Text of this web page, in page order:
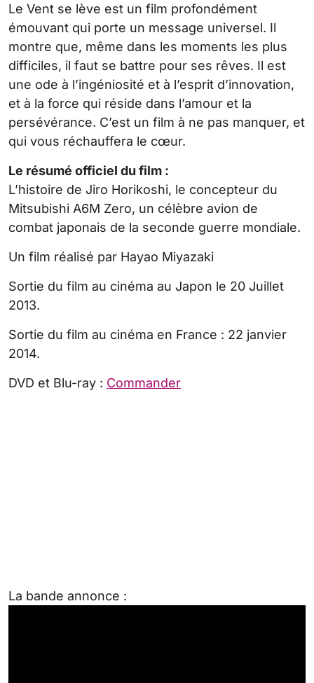
Le Vent se lève est un film profondément
émouvant qui porte un message universel. Il
montre que, même dans les moments les plus
difficiles, il faut se battre pour ses rêves. Il est
une ode à l’ingéniosité et à l’esprit d’innovation,
et à la force qui réside dans l’amour et la
persévérance. C’est un film à ne pas manquer, et
qui vous réchauffera le cœur.
Le résumé officiel du film :
L’histoire de Jiro Horikoshi, le concepteur du
Mitsubishi A6M Zero, un célèbre avion de
combat japonais de la seconde guerre mondiale.
Un film réalisé par Hayao Miyazaki
Sortie du film au cinéma au Japon le 20 Juillet
2013.
Sortie du film au cinéma en France : 22 janvier
2014.
DVD et Blu-ray : Commander
La bande annonce :